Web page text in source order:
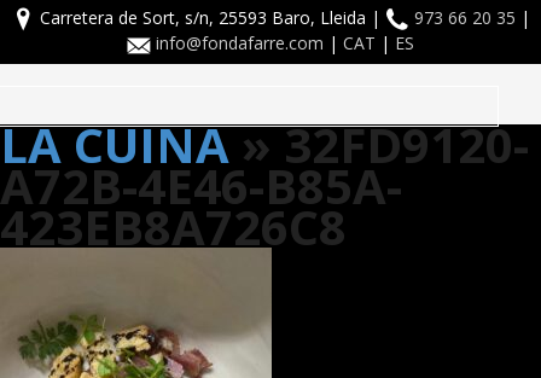
Carretera de Sort, s/n, 25593 Baro, Lleida | 973 66 20 35 |
info@fondafarre.com | CAT | ES
navigation
LA CUINA» 32FD9120-
A72B-4E46-B85A-
423EB8A726C8